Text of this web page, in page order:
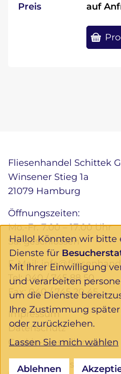
Preis
auf
Fliesenhandel Schittek
Winsener Stieg 1a
21079 Hamburg
Öffnungszeiten:
Mo.-Fr. 7.00 – 17.00 Uhr
Sa. geschlossen
E-Mail:
Tel:040 / 745 88 50
Fax: 040 / 745 20 45
Impressum
Datenschutz
Cookie-Einstellungen
Folgen Sie uns:
Hallo! Könnten wir bitte
Dienste für
Mit Ihrer Einwilligung
und verarbeiten
um die Dienste
Ihre Zustimmung
oder zurückziehen.
Lassen Sie mich wählen
Ablehnen